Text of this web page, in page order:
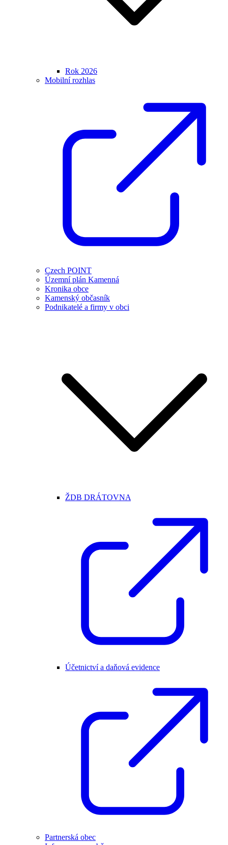
Rok 2026
Mobilní rozhlas
Czech POINT
Územní plán Kamenná
Kronika obce
Kamenský občasník
Podnikatelé a firmy v obci
ŽDB DRÁTOVNA
Účetnictví a daňová evidence
Partnerská obec